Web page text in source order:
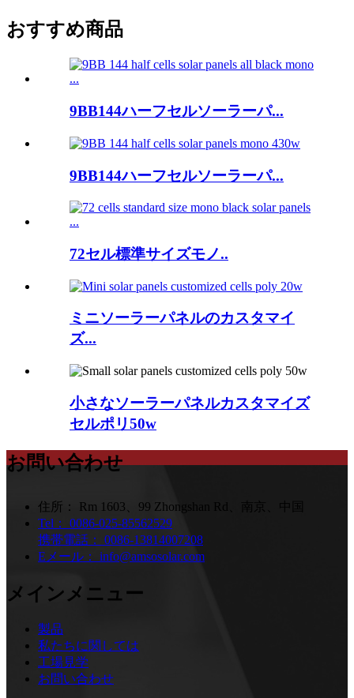
おすすめ商品
9BB144ハーフセルソーラーパ...
9BB144ハーフセルソーラーパ...
72セル標準サイズモノ..
ミニソーラーパネルのカスタマイ
ズ...
小さなソーラーパネルカスタマイズ
セルポリ50w
お問い合わせ
住所： Rm 1603、99 Zhongshan Rd、南京、中国
Tel： 0086-025-85562529
携帯電話： 0086-13814007208
Eメール： info@amsosolar.com
メインメニュー
製品
私たちに関しては
工場見学
お問い合わせ